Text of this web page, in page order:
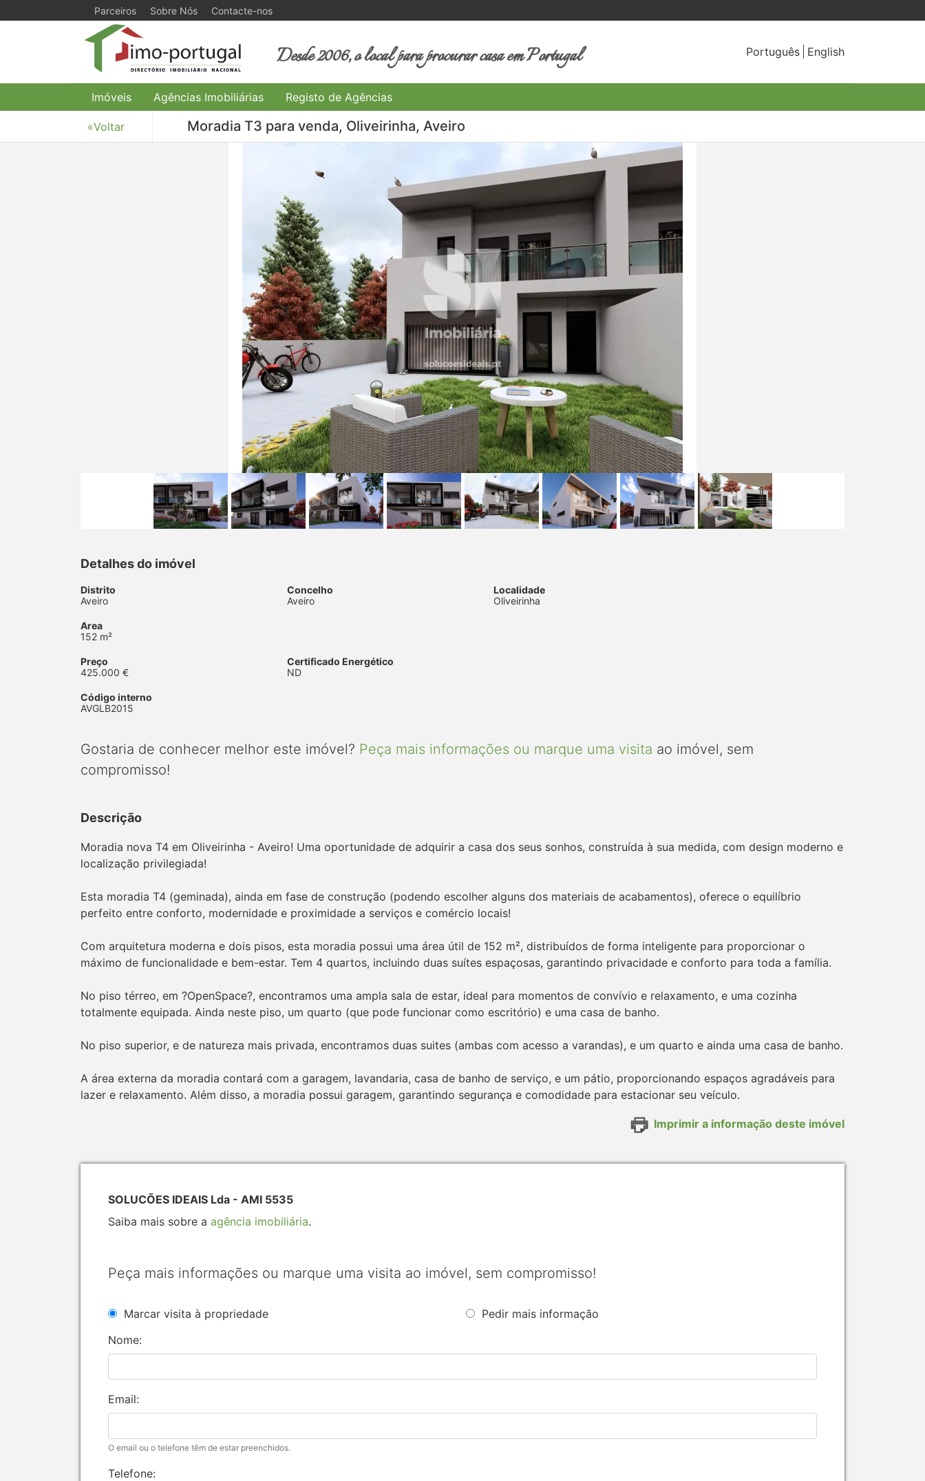
Parceiros Sobre Nós Contacte-nos
Desde 2006, o local para procurar casa em Portugal Português English
Imóveis Agências Imobiliárias Registo de Agências
«Voltar Moradia T3 para venda, Oliveirinha, Aveiro
Detalhes do imóvel
Distrito
Aveiro
Concelho
Aveiro
Localidade
Oliveirinha
Area
152 m²
Preço
425.000 €
Certificado Energético
ND
Código interno
AVGLB2015
Gostaria de conhecer melhor este imóvel? Peça mais informações ou marque uma visita ao imóvel, sem
compromisso!
Descrição
Moradia nova T4 em Oliveirinha - Aveiro! Uma oportunidade de adquirir a casa dos seus sonhos, construída à sua medida, com design moderno e
localização privilegiada!
Esta moradia T4 (geminada), ainda em fase de construção (podendo escolher alguns dos materiais de acabamentos), oferece o equilíbrio
perfeito entre conforto, modernidade e proximidade a serviços e comércio locais!
Com arquitetura moderna e dois pisos, esta moradia possui uma área útil de 152 m², distribuídos de forma inteligente para proporcionar o
máximo de funcionalidade e bem-estar. Tem 4 quartos, incluindo duas suítes espaçosas, garantindo privacidade e conforto para toda a família.
No piso térreo, em ?OpenSpace?, encontramos uma ampla sala de estar, ideal para momentos de convívio e relaxamento, e uma cozinha
totalmente equipada. Ainda neste piso, um quarto (que pode funcionar como escritório) e uma casa de banho.
No piso superior, e de natureza mais privada, encontramos duas suites (ambas com acesso a varandas), e um quarto e ainda uma casa de banho.
A área externa da moradia contará com a garagem, lavandaria, casa de banho de serviço, e um pátio, proporcionando espaços agradáveis para
lazer e relaxamento. Além disso, a moradia possui garagem, garantindo segurança e comodidade para estacionar seu veículo.
Imprimir a informação deste imóvel
SOLUCÕES IDEAIS Lda - AMI 5535
Saiba mais sobre a agência imobiliária.
Peça mais informações ou marque uma visita ao imóvel, sem compromisso!
Marcar visita à propriedade
Pedir mais informação
Nome:
Email:
O email ou o telefone têm de estar preenchidos.
Telefone: